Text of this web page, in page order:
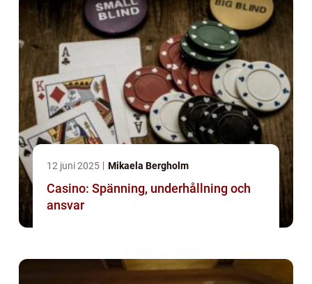
12 juni 2025 Mikaela Bergholm
Casino: Spänning, underhållning och
ansvar